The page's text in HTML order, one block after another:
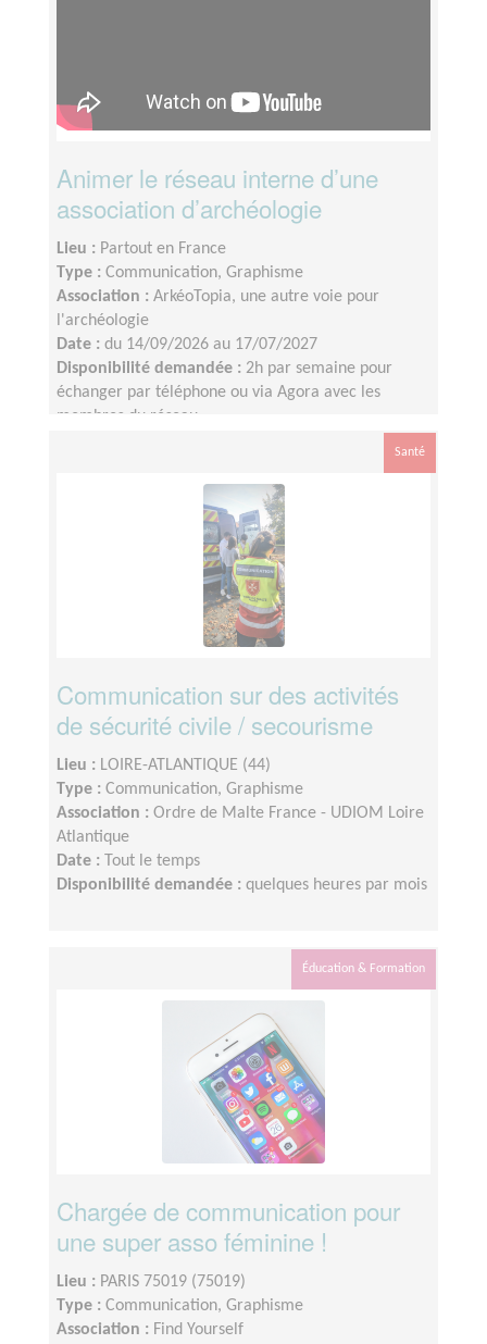
Animer le réseau interne d’une
association d’archéologie
Lieu : Partout en France
Type : Communication, Graphisme
Association : ArkéoTopia, une autre voie pour
l'archéologie
Date : du 14/09/2026 au 17/07/2027
Disponibilité demandée : 2h par semaine pour
échanger par téléphone ou via Agora avec les
membres du réseau
Santé
Communication sur des activités
de sécurité civile / secourisme
Lieu : LOIRE-ATLANTIQUE (44)
Type : Communication, Graphisme
Association : Ordre de Malte France - UDIOM Loire
Atlantique
Date :
Tout le temps
Disponibilité demandée : quelques heures par mois
Éducation & Formation
Chargée de communication pour
une super asso féminine !
Lieu : PARIS 75019 (75019)
Type : Communication, Graphisme
Association : Find Yourself